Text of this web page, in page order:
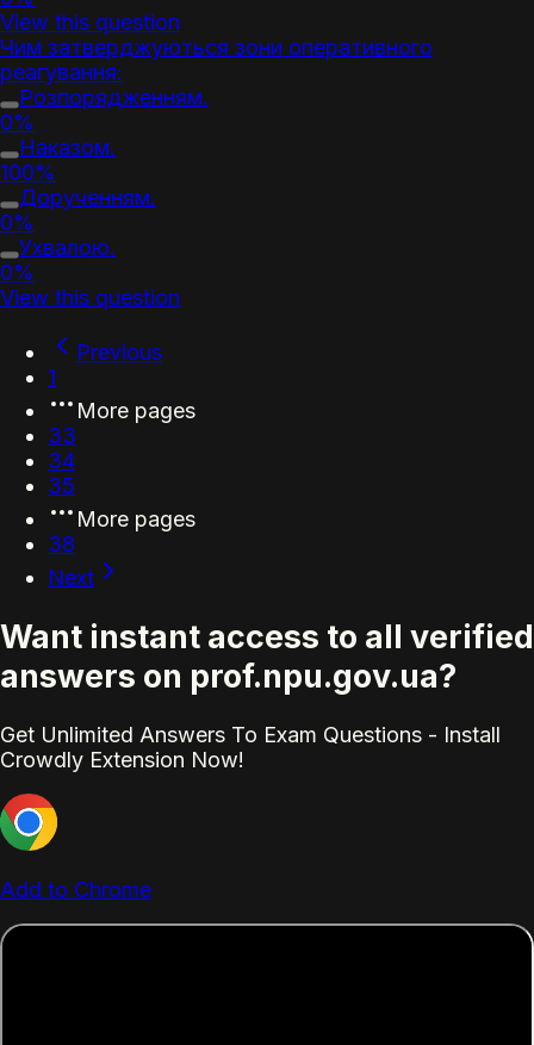
View this question
Чим затверджуються зони оперативного
реагування:
Розпорядженням.
0%
Наказом.
100%
Дорученням.
0%
Ухвалою.
0%
View this question
Previous
1
More pages
33
34
35
More pages
38
Next
Want instant access to all verified
answers on prof.npu.gov.ua?
Get Unlimited Answers To Exam Questions - Install
Crowdly Extension Now!
Add to Chrome